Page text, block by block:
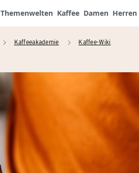
Themenwelten Kaffee Damen Herren
arrow_right Kaffeeakademie arrow_right Kaffee-Wiki